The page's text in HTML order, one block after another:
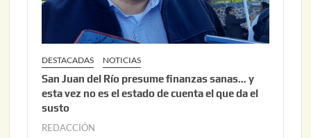
DESTACADAS NOTICIAS
San Juan del Río presume finanzas sanas… y
esta vez no es el estado de cuenta el que da el
susto
REDACCIÓN